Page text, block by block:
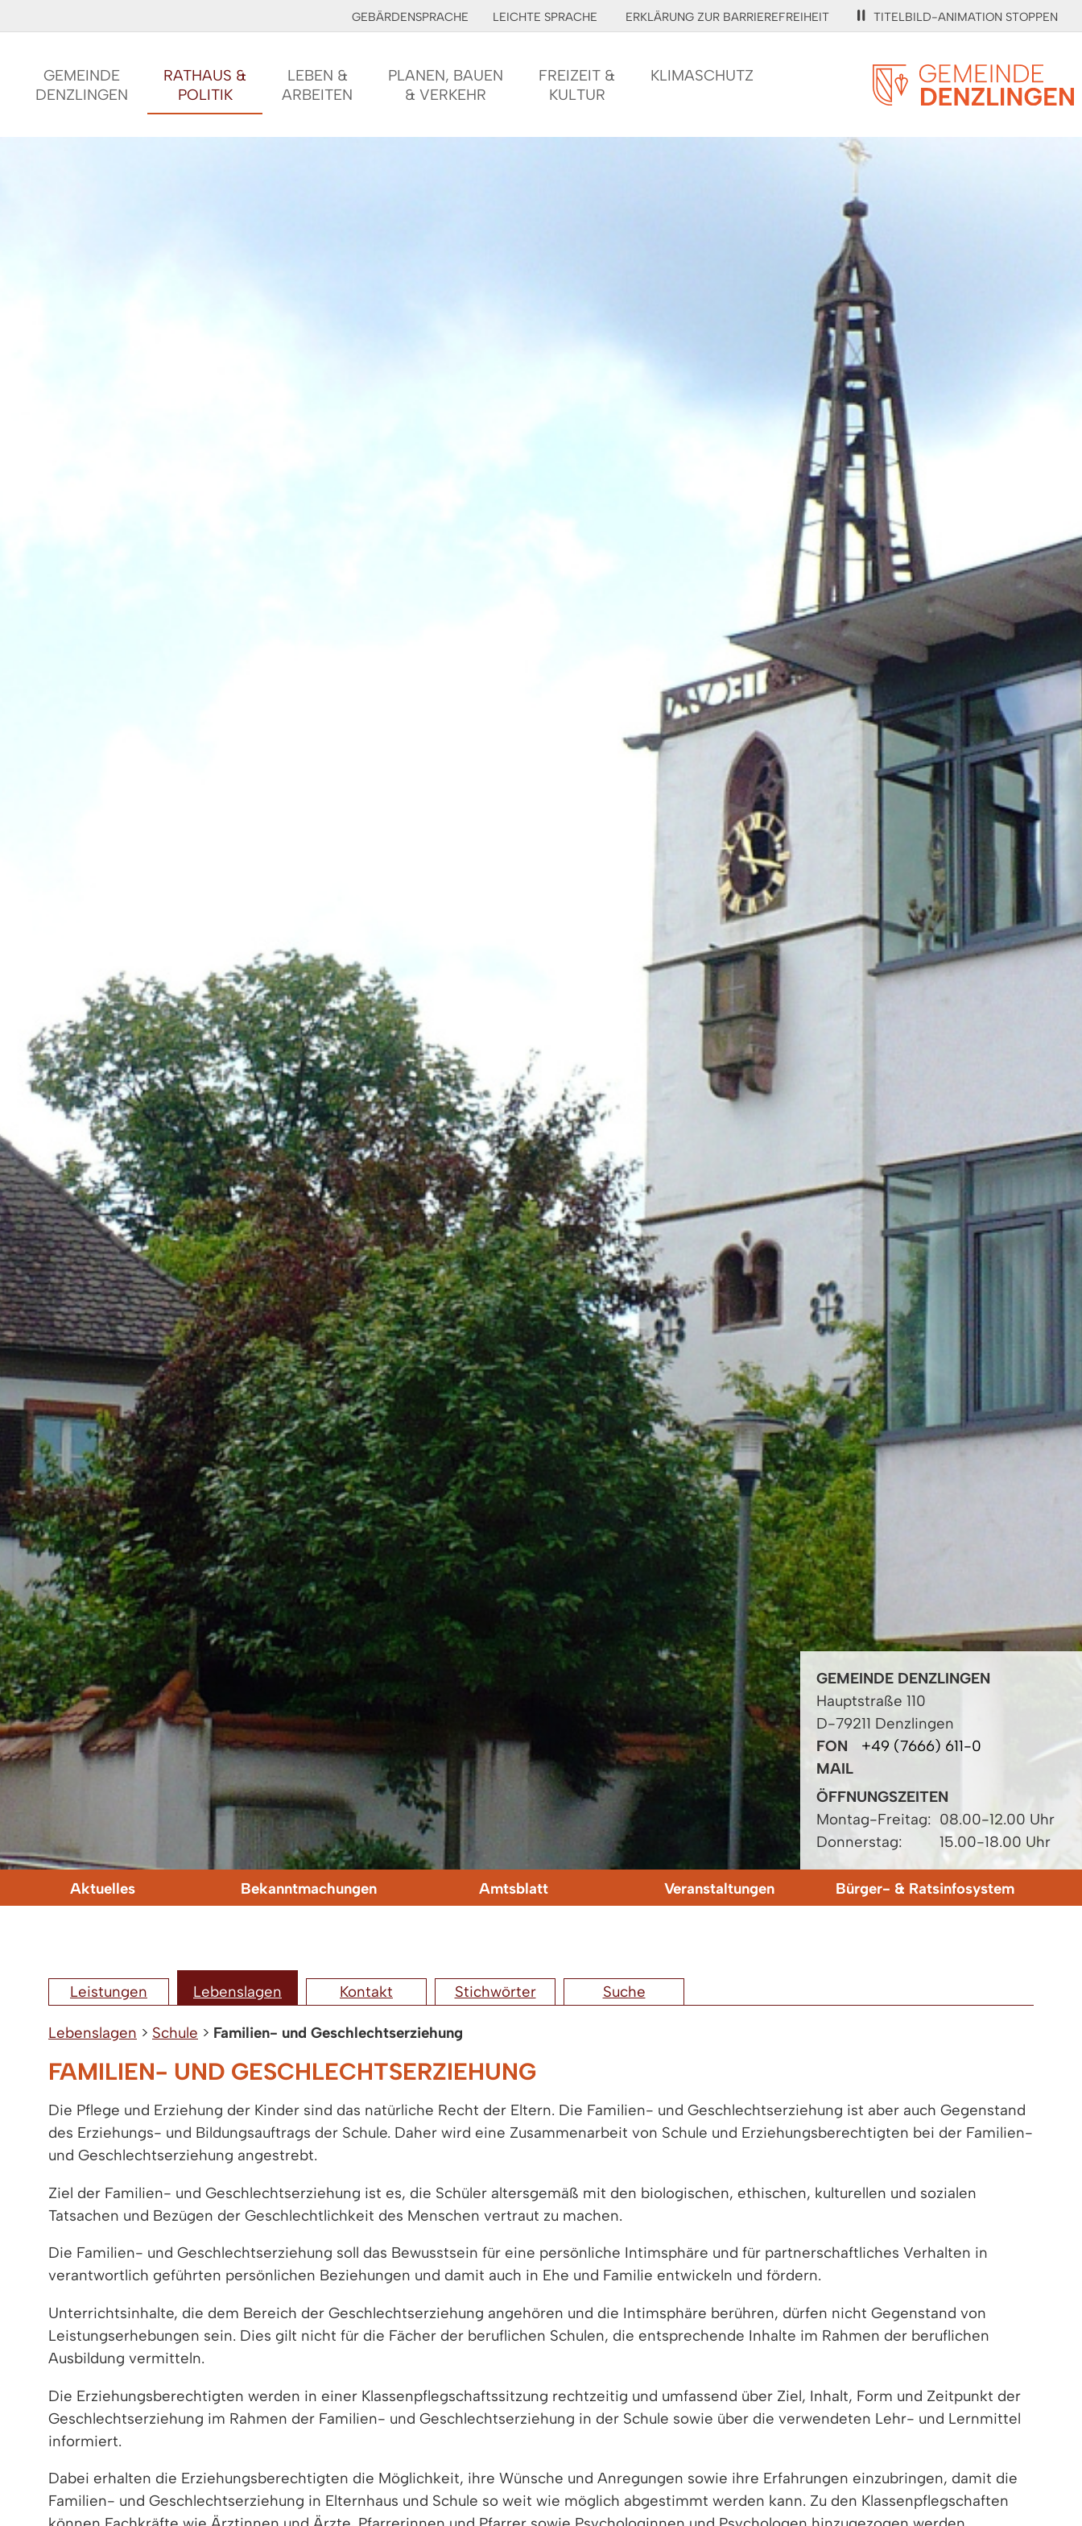
GEBÄRDENSPRACHE LEICHTE SPRACHE ERKLÄRUNG ZUR BARRIEREFREIHEIT TITELBILD-ANIMATION STOPPEN
GEMEINDE
DENZLINGEN
RATHAUS &
POLITIK
LEBEN &
ARBEITEN
PLANEN, BAUEN
& VERKEHR
FREIZEIT &
KULTUR
KLIMASCHUTZ
GEMEINDE DENZLINGEN
Hauptstraße 110
D-79211 Denzlingen
FON
+49 (7666) 611-0
MAIL
ÖFFNUNGSZEITEN
Montag-Freitag: 08.00-12.00 Uhr
Donnerstag:
15.00-18.00 Uhr
Aktuelles Bekanntmachungen Amtsblatt Veranstaltungen Bürger- & Ratsinfosystem
Leistungen Lebenslagen Kontakt Stichwörter Suche
Lebenslagen > Schule > Familien- und Geschlechtserziehung
FAMILIEN- UND GESCHLECHTSERZIEHUNG
Die Pflege und Erziehung der Kinder sind das natürliche Recht der Eltern. Die Familien- und Geschlechtserziehung ist aber auch Gegenstand
des Erziehungs- und Bildungsauftrags der Schule. Daher wird eine Zusammenarbeit von Schule und Erziehungsberechtigten bei der Familien-
und Geschlechtserziehung angestrebt.
Ziel der Familien- und Geschlechtserziehung ist es, die Schüler altersgemäß mit den biologischen, ethischen, kulturellen und sozialen
Tatsachen und Bezügen der Geschlechtlichkeit des Menschen vertraut zu machen.
Die Familien- und Geschlechtserziehung soll das Bewusstsein für eine persönliche Intimsphäre und für partnerschaftliches Verhalten in
verantwortlich geführten persönlichen Beziehungen und damit auch in Ehe und Familie entwickeln und fördern.
Unterrichtsinhalte, die dem Bereich der Geschlechtserziehung angehören und die Intimsphäre berühren, dürfen nicht Gegenstand von
Leistungserhebungen sein. Dies gilt nicht für die Fächer der beruflichen Schulen, die entsprechende Inhalte im Rahmen der beruflichen
Ausbildung vermitteln.
Die Erziehungsberechtigten werden in einer Klassenpflegschaftssitzung rechtzeitig und umfassend über Ziel, Inhalt, Form und Zeitpunkt der
Geschlechtserziehung im Rahmen der Familien- und Geschlechtserziehung in der Schule sowie über die verwendeten Lehr- und Lernmittel
informiert.
Dabei erhalten die Erziehungsberechtigten die Möglichkeit, ihre Wünsche und Anregungen sowie ihre Erfahrungen einzubringen, damit die
Familien- und Geschlechtserziehung in Elternhaus und Schule so weit wie möglich abgestimmt werden kann. Zu den Klassenpflegschaften